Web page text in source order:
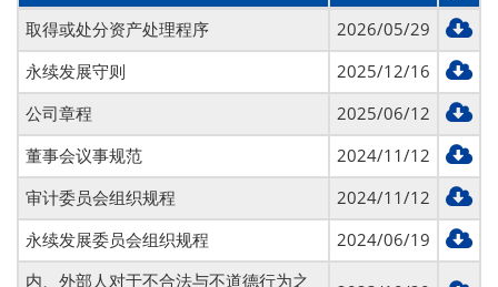
取得或处分资产处理程序
2026/05/29
永续发展守则
2025/12/16
公司章程
2025/06/12
董事会议事规范
2024/11/12
审计委员会组织规程
2024/11/12
永续发展委员会组织规程
2024/06/19
内、外部人对于不合法与不道德行为之